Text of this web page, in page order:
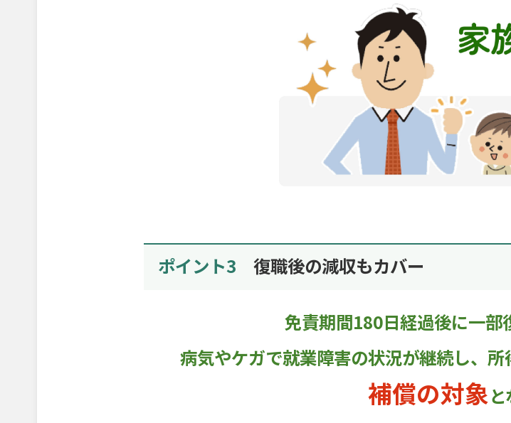
ポイント3 復職後の減収もカバー
免責期間180日経過後に一部
病気やケガで就業障害の状況が継続し、所
補償の対象と